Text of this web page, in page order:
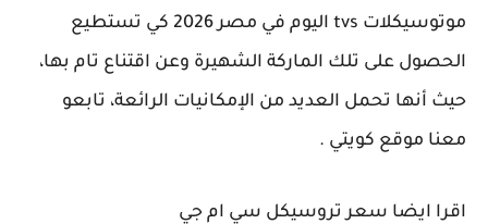
موتوسيكلات tvs اليوم في مصر 2026 كي تستطيع
الحصول على تلك الماركة الشهيرة وعن اقتناع تام بها،
حيث أنها تحمل العديد من الإمكانيات الرائعة، تابعو
معنا موقع كويتي .
اقرا ايضا سعر تروسيكل سي ام جي